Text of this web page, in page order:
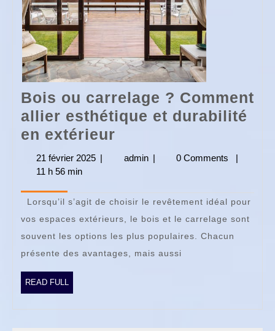
Bois ou carrelage ? Comment
allier esthétique et durabilité
en extérieur
ou
Comment
allier
esthétique
et
21 février 2025 21
| admin admin
| 0 Comments
|
11 h 56 min
Lorsqu’il s’agit de choisir le revêtement idéal pour
vos espaces extérieurs, le bois et le carrelage sont
souvent les options les plus populaires. Chacun
présente des avantages, mais aussi
READ FULL
FULL